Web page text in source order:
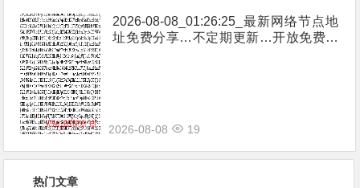
2026-08-08_01:26:25_最新网络节点地
址免费分享…不定期更新…开放免费分
2026-08-08 19
热门文章